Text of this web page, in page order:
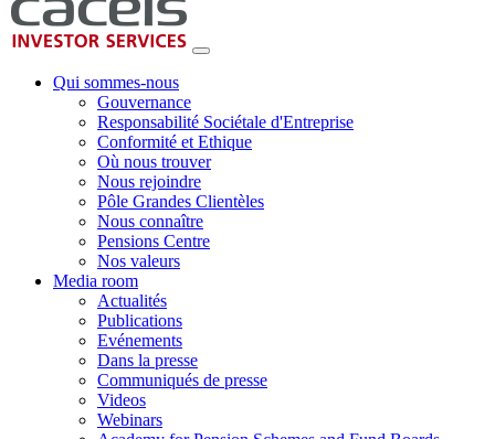
Qui sommes-nous
Gouvernance
Responsabilité Sociétale d'Entreprise
Conformité et Ethique
Où nous trouver
Nous rejoindre
Pôle Grandes Clientèles
Nous connaître
Pensions Centre
Nos valeurs
Media room
Actualités
Publications
Evénements
Dans la presse
Communiqués de presse
Videos
Webinars